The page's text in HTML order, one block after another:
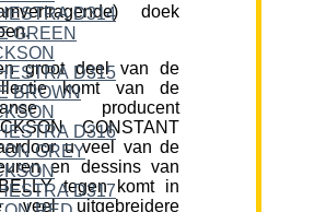
doek
groot deel van de
komt van de
producent
CONSTANT
u veel van de
en dessins van
tegen komt in
veel uitgebreidere